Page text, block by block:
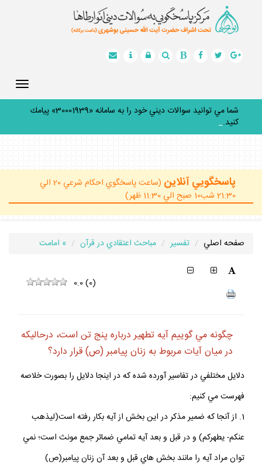
شما مي توانيد سوالات ديني خود را به سامانه «30001939» پيامك
كنيد. _
پاسخگويي آنلاين
(ساعت پاسخگوي احكام شرعي 20 الي
21:30 شب10 صبح الي 11:30 ظهر)
صفحه اصلي تفسير مباحث اعتقادي در قرآن » امامت
0.0(0)
چگونه مي گوييم آيه تطهير درباره پنج تن است، درحاليكه
در ميان آيات مربوط به زنان پيامبر (ص) قرار دارد؟
دلايل مختلفي در تفاسير آورده شده كه در اينجا دلايل را بصورت خلاصه
فهرست مي كنيم:
1. از آنجا كه ضمير مذكر در اين بخش از آيه بكار رفته است(ليذهب
عنكم- يطهركم) و در قبل و بعد آيه تمامي ضمائر جمع مونث است؛ نمي
توان مراد آيه را مانند بخش هاي قبل و بعد آن زنان پيامبر(ص)